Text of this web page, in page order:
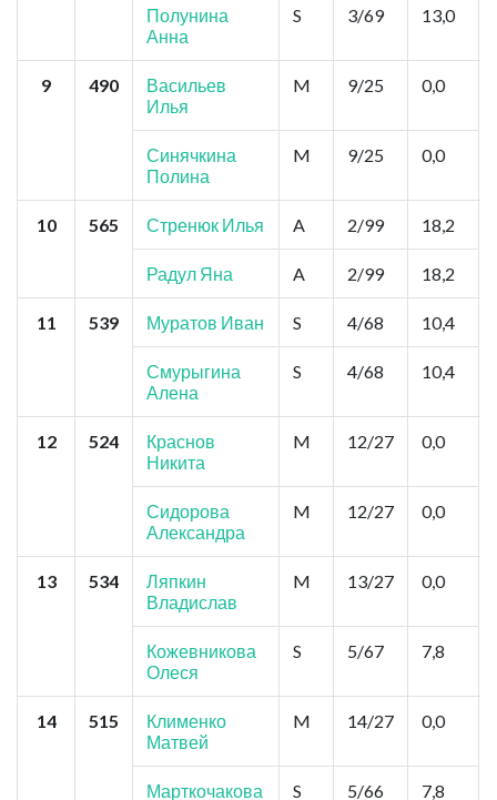
Полунина
Анна
S 3/69 13,0
9 490
Васильев
Илья
M 9/25 0,0
Синячкина
Полина
M 9/25 0,0
10 565 Стренюк Илья A 2/99 18,2
Радул Яна A 2/99 18,2
11 539 Муратов Иван S 4/68 10,4
Смурыгина
Алена
S 4/68 10,4
12 524
Краснов
Никита
M 12/27 0,0
Сидорова
Александра
M 12/27 0,0
13 534
Ляпкин
Владислав
M 13/27 0,0
Кожевникова
Олеся
S 5/67 7,8
14 515
Клименко
Матвей
M 14/27 0,0
Марткочакова
S 5/66 7,8